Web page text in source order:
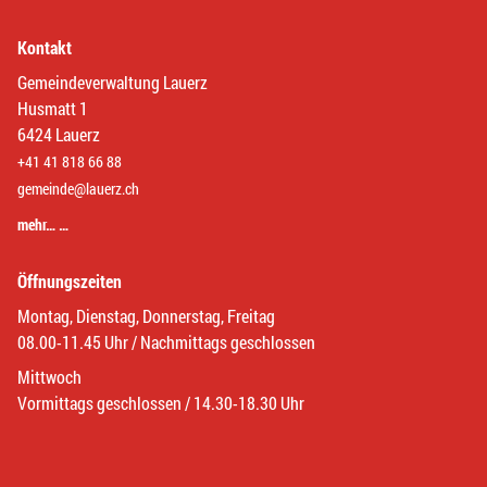
Kontakt
Gemeindeverwaltung Lauerz
Husmatt 1
6424 Lauerz
+41 41 818 66 88
gemeinde@lauerz.ch
mehr… …
Öffnungszeiten
Montag, Dienstag, Donnerstag, Freitag
08.00-11.45 Uhr / Nachmittags geschlossen
Mittwoch
Vormittags geschlossen / 14.30-18.30 Uhr